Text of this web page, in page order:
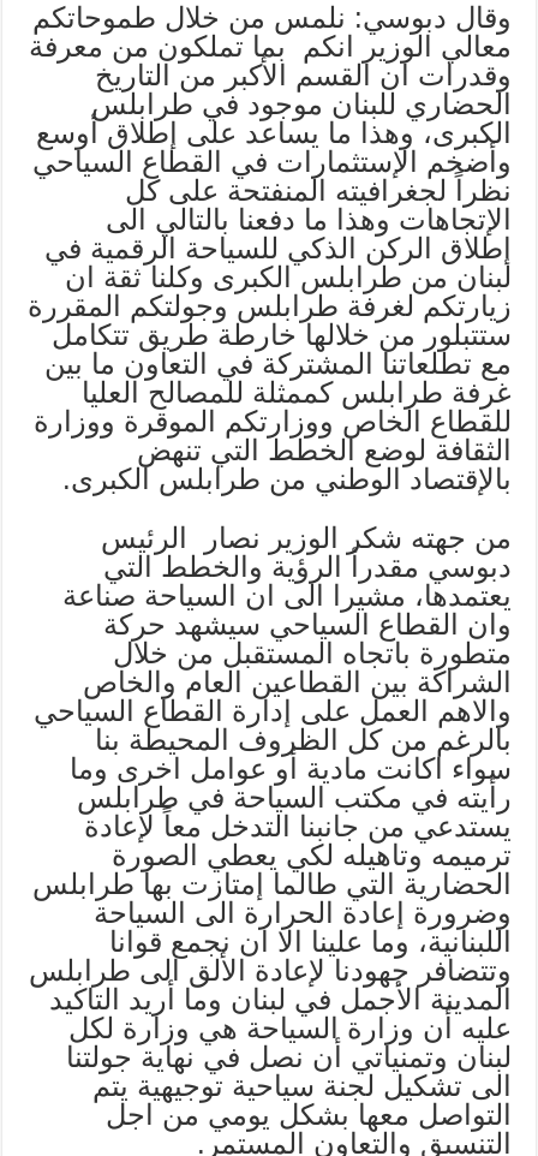
وقال دبوسي: نلمس من خلال طموحاتكم
معالي الوزير انكم بما تملكون من معرفة
وقدرات ان القسم الأكبر من التاريخ
الحضاري للبنان موجود في طرابلس
الكبرى، وهذا ما يساعد على إطلاق أوسع
وأضخم الإستثمارات في القطاع السياحي
نظراً لجغرافيته المنفتحة على كل
الإتجاهات وهذا ما دفعنا بالتالي الى
إطلاق الركن الذكي للسياحة الرقمية في
لبنان من طرابلس الكبرى وكلنا ثقة ان
زيارتكم لغرفة طرابلس وجولتكم المقررة
ستتبلور من خلالها خارطة طريق تتكامل
مع تطلعاتنا المشتركة في التعاون ما بين
غرفة طرابلس كممثلة للمصالح العليا
للقطاع الخاص ووزارتكم الموقرة ووزارة
الثقافة لوضع الخطط التي تنهض
بالإقتصاد الوطني من طرابلس الكبرى.
من جهته شكر الوزير نصار الرئيس
دبوسي مقدرأ الرؤية والخطط التي
يعتمدها، مشيرا الى ان السياحة صناعة
وان القطاع السياحي سيشهد حركة
متطورة باتجاه المستقبل من خلال
الشراكة بين القطاعين العام والخاص
والاهم العمل على إدارة القطاع السياحي
بالرغم من كل الظروف المحيطة بنا
سواء اكانت مادية أو عوامل اخرى وما
رأيته في مكتب السياحة في طرابلس
يستدعي من جانبنا التدخل معاً لإعادة
ترميمه وتاهيله لكي يعطي الصورة
الحضارية التي طالما إمتازت بها طرابلس
وضرورة إعادة الحرارة الى السياحة
اللبنانية، وما علينا الا ان نجمع قوانا
وتتضافر جهودنا لإعادة الألق الى طرابلس
المدينة الأجمل في لبنان وما أريد التاكيد
عليه أن وزارة السياحة هي وزارة لكل
لبنان وتمنياتي أن نصل في نهاية جولتنا
الى تشكيل لجنة سياحية توجيهية يتم
التواصل معها بشكل يومي من اجل
التنسيق والتعاون المستمر.